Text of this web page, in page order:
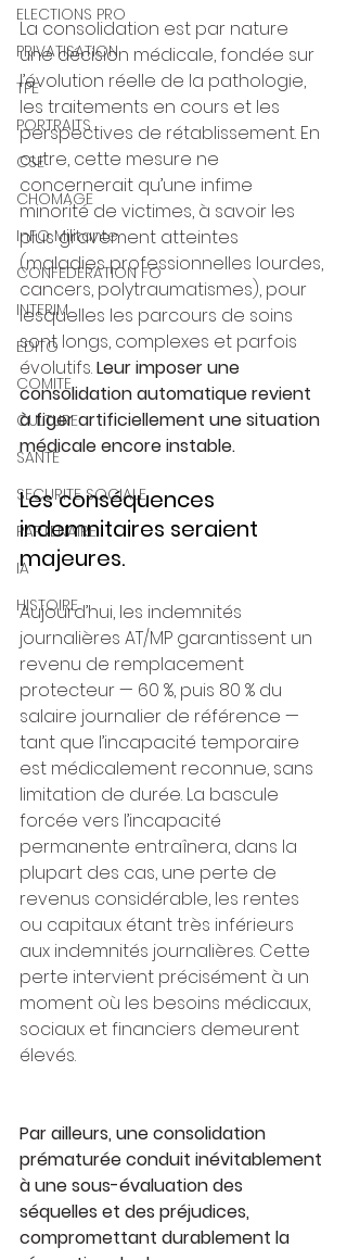
ELECTIONS PRO
PRIVATISATION
TPE
PORTRAITS
CSE
CHOMAGE
InFO Militante
CONFEDERATION FO
INTERIM
EDITO
COMITE
CULTURE
SANTE
SECURITE SOCIALE
PARTENAIRE
IA
HISTOIRE
La consolidation est par nature
une décision médicale, fondée sur
l’évolution réelle de la pathologie,
les traitements en cours et les
perspectives de rétablissement. En
outre, cette mesure ne
concernerait qu’une infime
minorité de victimes, à savoir les
plus gravement atteintes
(maladies professionnelles lourdes,
cancers, polytraumatismes), pour
lesquelles les parcours de soins
sont longs, complexes et parfois
évolutifs. Leur imposer une
consolidation automatique revient
à figer artificiellement une situation
médicale encore instable.
Les conséquences
indemnitaires seraient
majeures.
Aujourd’hui, les indemnités
journalières AT/MP garantissent un
revenu de remplacement
protecteur — 60 %, puis 80 % du
salaire journalier de référence —
tant que l’incapacité temporaire
est médicalement reconnue, sans
limitation de durée. La bascule
forcée vers l’incapacité
permanente entraînera, dans la
plupart des cas, une perte de
revenus considérable, les rentes
ou capitaux étant très inférieurs
aux indemnités journalières. Cette
perte intervient précisément à un
moment où les besoins médicaux,
sociaux et financiers demeurent
élevés.
Par ailleurs, une consolidation
prématurée conduit inévitablement
à une sous-évaluation des
séquelles et des préjudices,
compromettant durablement la